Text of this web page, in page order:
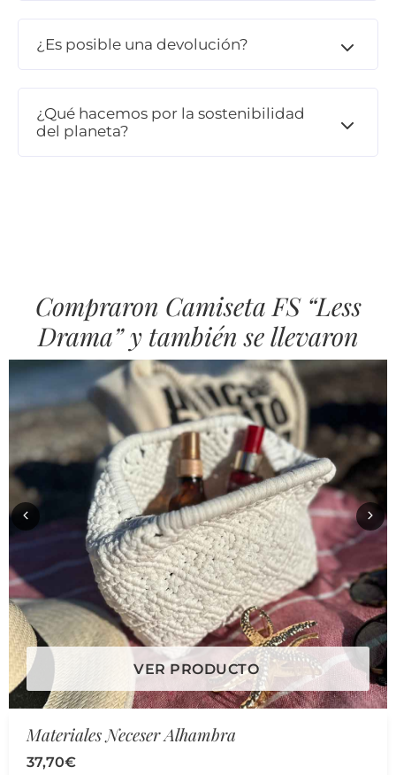
¿Es posible una devolución?
¿Qué hacemos por la sostenibilidad
del planeta?
Compraron Camiseta FS “Less
Drama” y también se llevaron
VER PRODUCTO
Materiales Neceser Alhambra
37,70€